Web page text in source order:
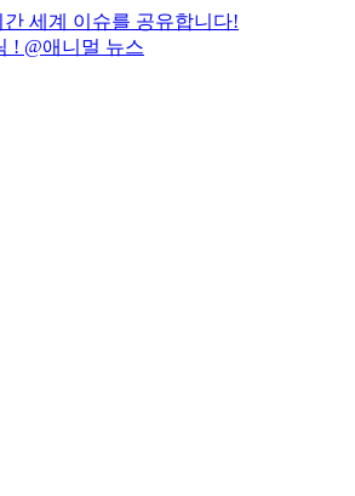
세계 이슈를 공유합니다!
! @애니멀 뉴스